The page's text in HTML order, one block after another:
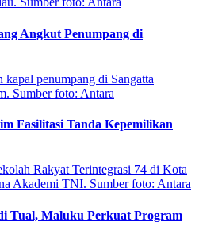
Angkut Penumpang di
Fasilitasi Tanda Kepemilikan
Tual, Maluku Perkuat Program